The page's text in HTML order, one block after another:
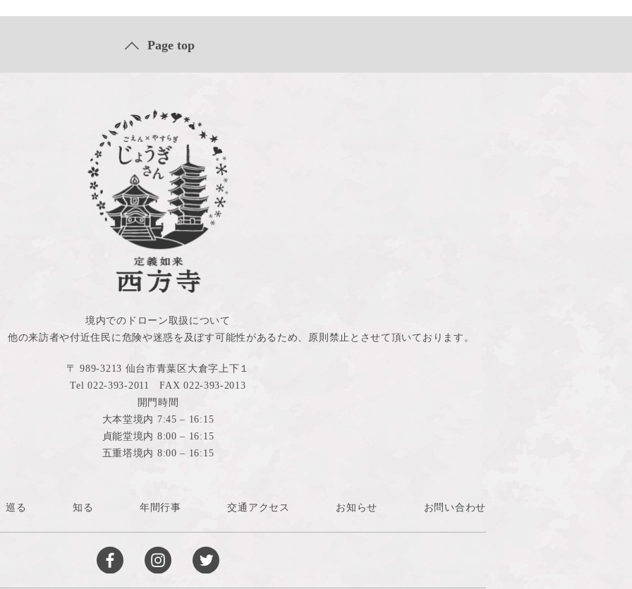
Page top
境内でのドローン取扱について
他の来訪者や付近住民に危険や迷惑を及ぼす可能性があるため、原則禁止とさせて頂いております。
〒 989-3213 仙台市青葉区大倉字上下１
Tel 022-393-2011 FAX 022-393-2013
開門時間
大本堂境内 7:45 – 16:15
貞能堂境内 8:00 – 16:15
五重塔境内 8:00 – 16:15
巡る 知る 年間行事 交通アクセス お知らせ お問い合わせ